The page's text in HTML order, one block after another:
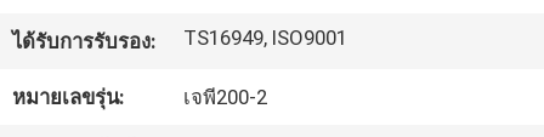
เรา
ได้รับการรับรอง: TS16949, ISO9001
หมายเลขรุ่น: เจพี200-2